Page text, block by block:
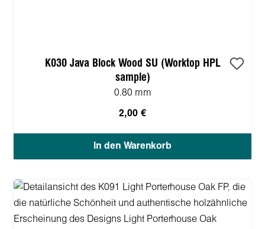
K030 Java Block Wood SU (Worktop HPL
sample)
0.80 mm
2,00 €
In den Warenkorb